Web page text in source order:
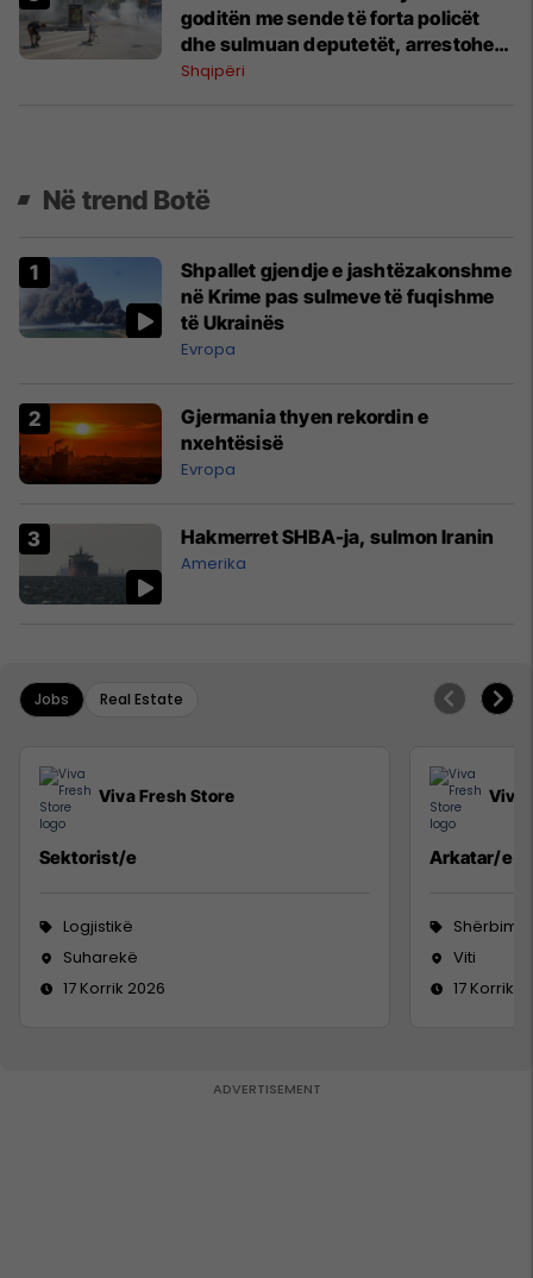
goditën me sende të forta policët
dhe sulmuan deputetët, arrestohen
19 persona
Shqipëri
Në trend Botë
Shpallet gjendje e jashtëzakonshme
në Krime pas sulmeve të fuqishme
të Ukrainës
Evropa
Gjermania thyen rekordin e
nxehtësisë
Evropa
Hakmerret SHBA-ja, sulmon Iranin
Amerika
Jobs Real Estate
Viva Fresh Store
Sektorist/e
Logjistikë
Suharekë
17 Korrik 2026
Viva
Arkatar/e
Viti
17 Korrik